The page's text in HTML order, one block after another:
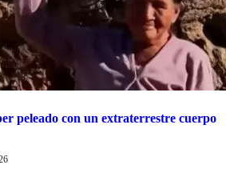
peleado con un extraterrestre cuerpo